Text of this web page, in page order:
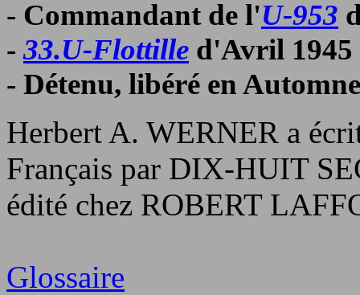
- Commandant de l'U-953
-33.U-Flottille d'Avril
- Détenu, libéré en
Herbert A. WERNER a
Français par DIX-HUIT
édité chez ROBERT
Glossaire